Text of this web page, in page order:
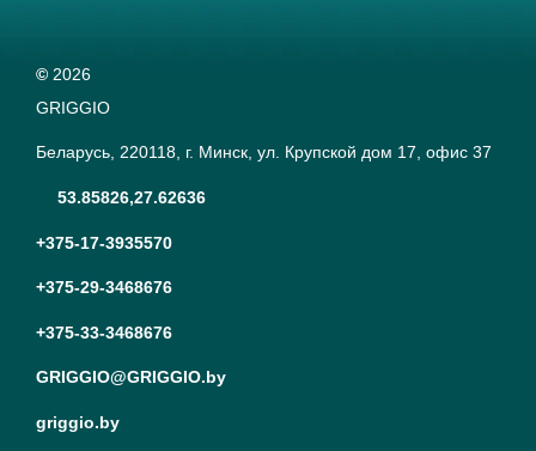
© 2026
GRIGGIO
Беларусь, 220118, г. Минск, ул. Крупской дом 17, офис 37
53.85826,27.62636
+375-17-3935570
+375-29-3468676
+375-33-3468676
GRIGGIO@GRIGGIO.by
griggio.by